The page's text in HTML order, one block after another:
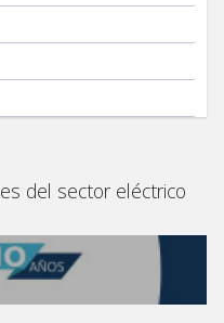
del sector eléctrico